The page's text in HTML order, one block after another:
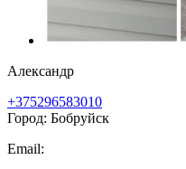
Александр
+375296583010
Город: Бобруйск
Email: